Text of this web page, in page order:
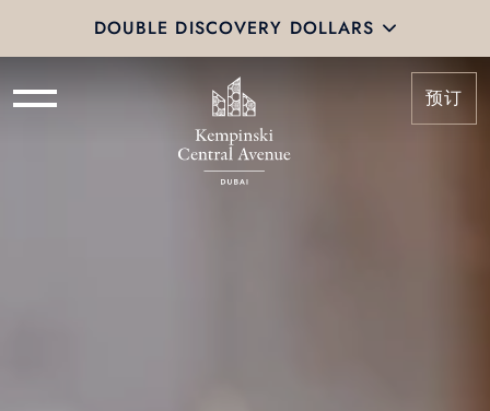
DOUBLE DISCOVERY DOLLARS
预订